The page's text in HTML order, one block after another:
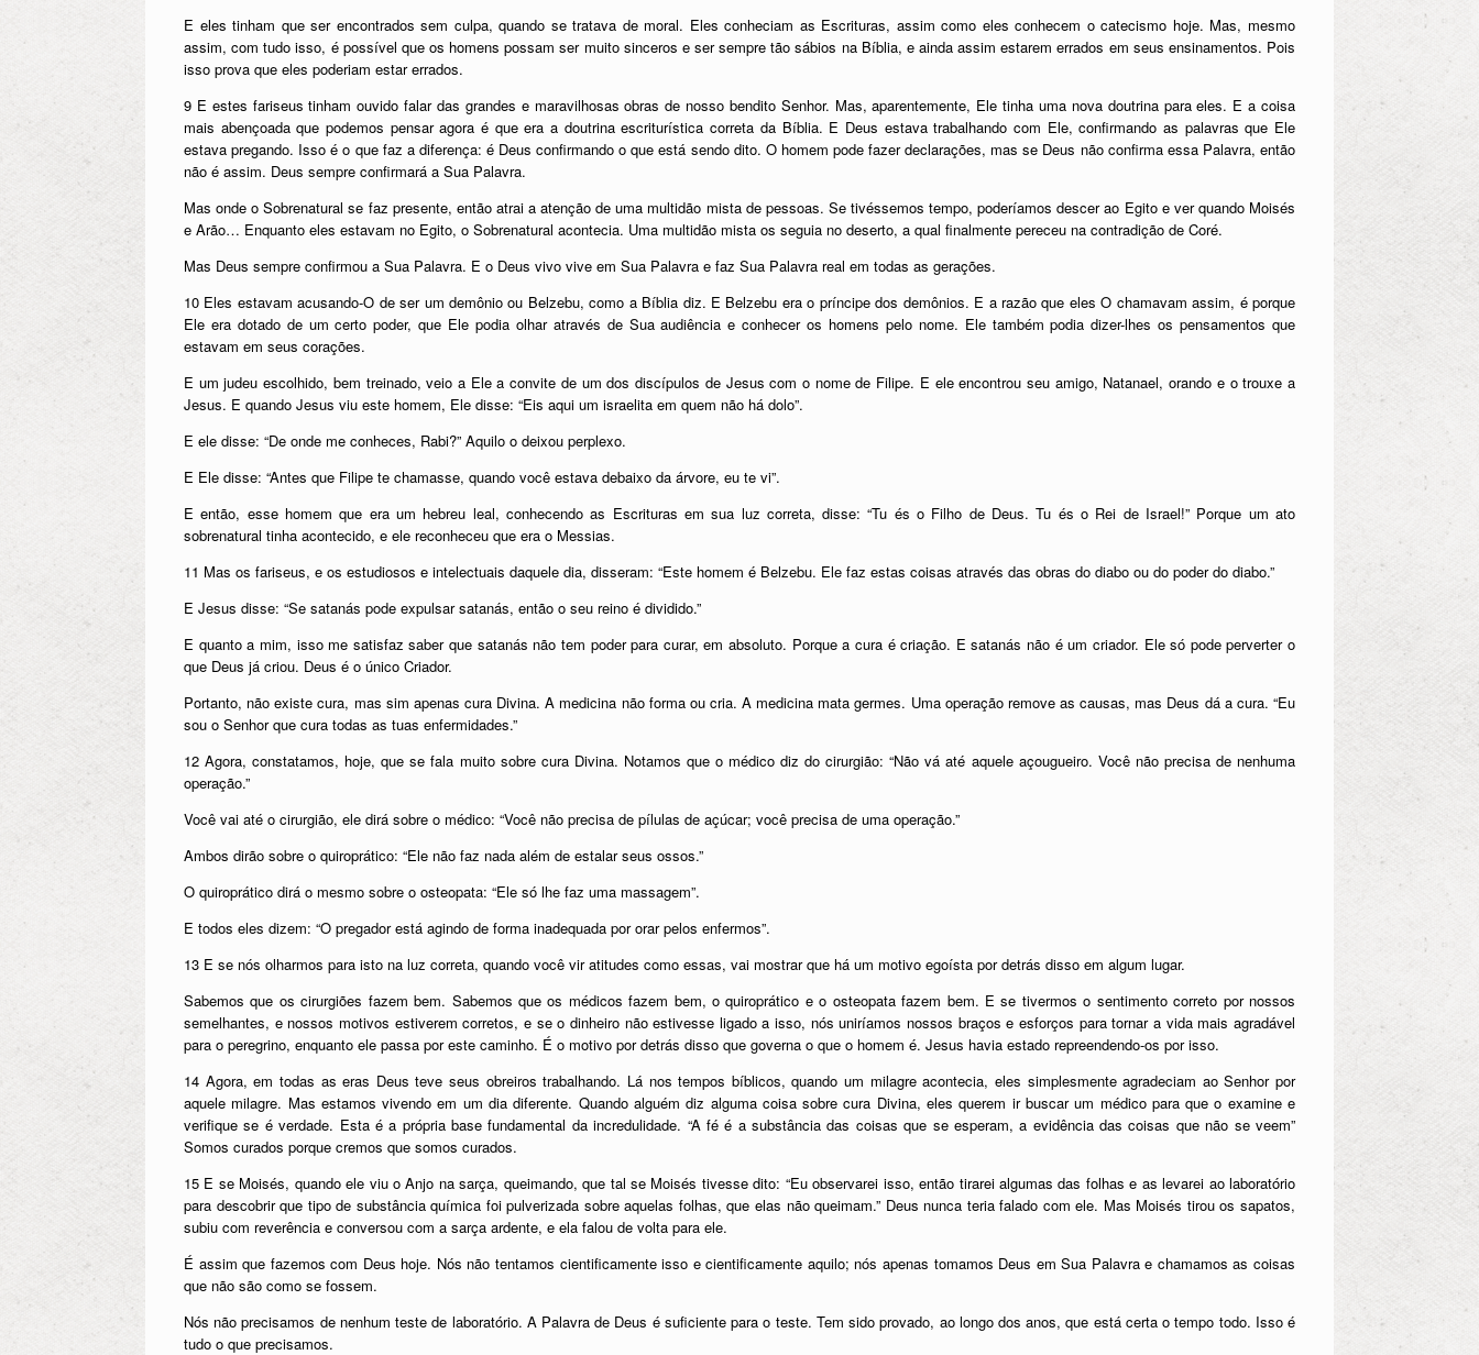
E eles tinham que ser encontrados sem culpa, quando se tratava de moral. Eles conheciam as Escrituras, assim como eles conhecem o catecismo hoje. Mas, mesmo
assim, com tudo isso, é possível que os homens possam ser muito sinceros e ser sempre tão sábios na Bíblia, e ainda assim estarem errados em seus ensinamentos. Pois
isso prova que eles poderiam estar errados.
9 E estes fariseus tinham ouvido falar das grandes e maravilhosas obras de nosso bendito Senhor. Mas, aparentemente, Ele tinha uma nova doutrina para eles. E a coisa
mais abençoada que podemos pensar agora é que era a doutrina escriturística correta da Bíblia. E Deus estava trabalhando com Ele, confirmando as palavras que Ele
estava pregando. Isso é o que faz a diferença: é Deus confirmando o que está sendo dito. O homem pode fazer declarações, mas se Deus não confirma essa Palavra, então
não é assim. Deus sempre confirmará a Sua Palavra.
Mas onde o Sobrenatural se faz presente, então atrai a atenção de uma multidão mista de pessoas. Se tivéssemos tempo, poderíamos descer ao Egito e ver quando Moisés
e Arão… Enquanto eles estavam no Egito, o Sobrenatural acontecia. Uma multidão mista os seguia no deserto, a qual finalmente pereceu na contradição de Coré.
Mas Deus sempre confirmou a Sua Palavra. E o Deus vivo vive em Sua Palavra e faz Sua Palavra real em todas as gerações.
10 Eles estavam acusando-O de ser um demônio ou Belzebu, como a Bíblia diz. E Belzebu era o príncipe dos demônios. E a razão que eles O chamavam assim, é porque
Ele era dotado de um certo poder, que Ele podia olhar através de Sua audiência e conhecer os homens pelo nome. Ele também podia dizer-lhes os pensamentos que
estavam em seus corações.
E um judeu escolhido, bem treinado, veio a Ele a convite de um dos discípulos de Jesus com o nome de Filipe. E ele encontrou seu amigo, Natanael, orando e o trouxe a
Jesus. E quando Jesus viu este homem, Ele disse: “Eis aqui um israelita em quem não há dolo”.
E ele disse: “De onde me conheces, Rabi?” Aquilo o deixou perplexo.
E Ele disse: “Antes que Filipe te chamasse, quando você estava debaixo da árvore, eu te vi”.
E então, esse homem que era um hebreu leal, conhecendo as Escrituras em sua luz correta, disse: “Tu és o Filho de Deus. Tu és o Rei de Israel!” Porque um ato
sobrenatural tinha acontecido, e ele reconheceu que era o Messias.
11 Mas os fariseus, e os estudiosos e intelectuais daquele dia, disseram: “Este homem é Belzebu. Ele faz estas coisas através das obras do diabo ou do poder do diabo.”
E Jesus disse: “Se satanás pode expulsar satanás, então o seu reino é dividido.”
E quanto a mim, isso me satisfaz saber que satanás não tem poder para curar, em absoluto. Porque a cura é criação. E satanás não é um criador. Ele só pode perverter o
que Deus já criou. Deus é o único Criador.
Portanto, não existe cura, mas sim apenas cura Divina. A medicina não forma ou cria. A medicina mata germes. Uma operação remove as causas, mas Deus dá a cura. “Eu
sou o Senhor que cura todas as tuas enfermidades.”
12 Agora, constatamos, hoje, que se fala muito sobre cura Divina. Notamos que o médico diz do cirurgião: “Não vá até aquele açougueiro. Você não precisa de nenhuma
operação.”
Você vai até o cirurgião, ele dirá sobre o médico: “Você não precisa de pílulas de açúcar; você precisa de uma operação.”
Ambos dirão sobre o quiroprático: “Ele não faz nada além de estalar seus ossos.”
O quiroprático dirá o mesmo sobre o osteopata: “Ele só lhe faz uma massagem”.
E todos eles dizem: “O pregador está agindo de forma inadequada por orar pelos enfermos”.
13 E se nós olharmos para isto na luz correta, quando você vir atitudes como essas, vai mostrar que há um motivo egoísta por detrás disso em algum lugar.
Sabemos que os cirurgiões fazem bem. Sabemos que os médicos fazem bem, o quiroprático e o osteopata fazem bem. E se tivermos o sentimento correto por nossos
semelhantes, e nossos motivos estiverem corretos, e se o dinheiro não estivesse ligado a isso, nós uniríamos nossos braços e esforços para tornar a vida mais agradável
para o peregrino, enquanto ele passa por este caminho. É o motivo por detrás disso que governa o que o homem é. Jesus havia estado repreendendo-os por isso.
14 Agora, em todas as eras Deus teve seus obreiros trabalhando. Lá nos tempos bíblicos, quando um milagre acontecia, eles simplesmente agradeciam ao Senhor por
aquele milagre. Mas estamos vivendo em um dia diferente. Quando alguém diz alguma coisa sobre cura Divina, eles querem ir buscar um médico para que o examine e
verifique se é verdade. Esta é a própria base fundamental da incredulidade. “A fé é a substância das coisas que se esperam, a evidência das coisas que não se veem”
Somos curados porque cremos que somos curados.
15 E se Moisés, quando ele viu o Anjo na sarça, queimando, que tal se Moisés tivesse dito: “Eu observarei isso, então tirarei algumas das folhas e as levarei ao laboratório
para descobrir que tipo de substância química foi pulverizada sobre aquelas folhas, que elas não queimam.” Deus nunca teria falado com ele. Mas Moisés tirou os sapatos,
subiu com reverência e conversou com a sarça ardente, e ela falou de volta para ele.
É assim que fazemos com Deus hoje. Nós não tentamos cientificamente isso e cientificamente aquilo; nós apenas tomamos Deus em Sua Palavra e chamamos as coisas
que não são como se fossem.
Nós não precisamos de nenhum teste de laboratório. A Palavra de Deus é suficiente para o teste. Tem sido provado, ao longo dos anos, que está certa o tempo todo. Isso é
tudo o que precisamos.